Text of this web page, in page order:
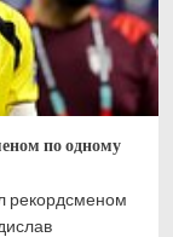
по одному
рекордсменом